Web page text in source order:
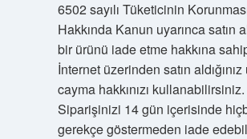
6502 sayılı Tüketicinin
Hakkında Kanun uyarınca satın
bir ürünü iade etme hakkına
İnternet üzerinden satın
cayma hakkınızı kullanabilirsiniz.
Siparişinizi 14 gün içerisinde
gerekçe göstermeden iade